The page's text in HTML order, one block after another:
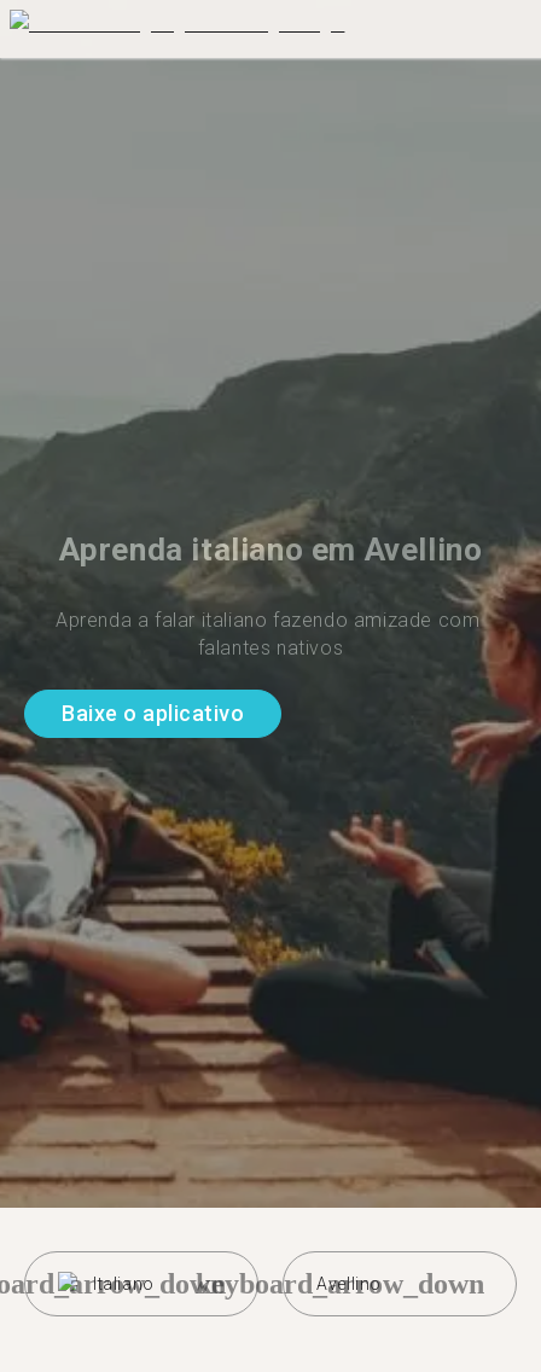
Aprenda italiano em Avellino
Aprenda a falar italiano fazendo amizade com
falantes nativos
Baixe o aplicativo
Italiano Avellino
keyboard_arrow_down